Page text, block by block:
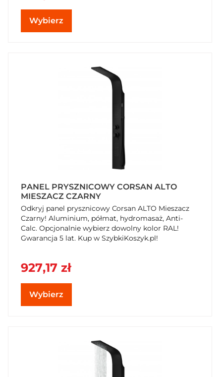
Wybierz
PANEL PRYSZNICOWY CORSAN ALTO
MIESZACZ CZARNY
Odkryj panel prysznicowy Corsan ALTO Mieszacz
Czarny! Aluminium, półmat, hydromasaż, Anti-
Calc. Opcjonalnie wybierz dowolny kolor RAL!
Gwarancja 5 lat. Kup w SzybkiKoszyk.pl!
927,17 zł
Wybierz